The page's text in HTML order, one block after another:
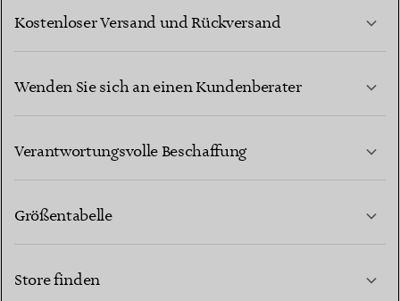
Kostenloser Versand und Rückversand
Wenden Sie sich an einen Kundenberater
Verantwortungsvolle Beschaffung
Größentabelle
Store finden